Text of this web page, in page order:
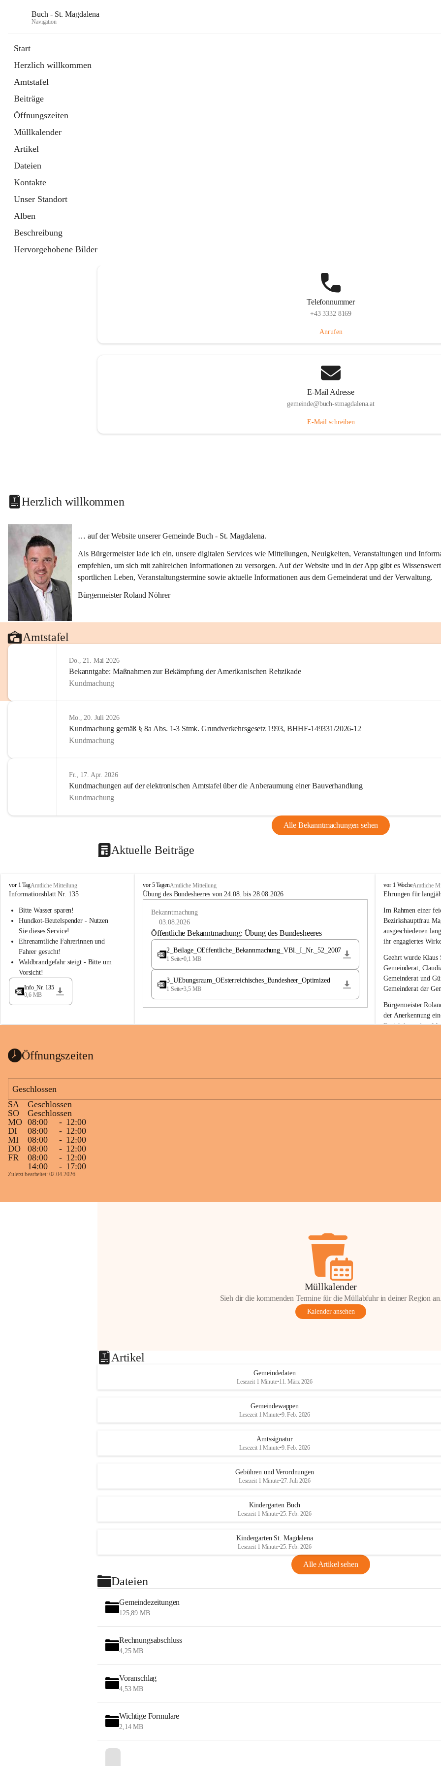
Buch - St. Magdalena
Navigation
Start
Herzlich willkommen
Amtstafel
Beiträge
Öffnungszeiten
Müllkalender
Artikel
Dateien
Kontakte
Unser Standort
Alben
Beschreibung
Hervorgehobene Bilder
Telefonnummer
+43 3332 8169
Anrufen
E-Mail Adresse
gemeinde@buch-stmagdalena.at
E-Mail schreiben
Herzlich willkommen
… auf der Website unserer Gemeinde Buch - St. Magdalena.
Als Bürgermeister lade ich ein, unsere digitalen Services wie Mitteilungen, Neuigkeiten, Veranstaltungen und
empfehlen, um sich mit zahlreichen Informationen zu versorgen. Auf der Website und in der App gibt es
sportlichen Leben, Veranstaltungstermine sowie aktuelle Informationen aus dem Gemeinderat und der Verwaltung.
Bürgermeister Roland Nöhrer
Amtstafel
Do., 21. Mai 2026
Bekanntgabe: Maßnahmen zur Bekämpfung der Amerikanischen Rebzikade
Kundmachung
Mo., 20. Juli 2026
Kundmachung gemäß § 8a Abs. 1-3 Stmk. Grundverkehrsgesetz 1993, BHHF-149331/2026-12
Kundmachung
Fr., 17. Apr. 2026
Kundmachungen auf der elektronischen Amtstafel über die Anberaumung einer Bauverhandlung
Kundmachung
Alle Bekanntmachungen sehen
Aktuelle Beiträge
B
u
h
a
d
l
a
vor 1 TagAmtliche Mitteilung
Informationsblatt Nr. 135
Bitte Wasser sparen!
Hundkot-Beutelspender - Nutzen
Sie dieses Service!
Ehrenamtliche Fahrerinnen und
Fahrer gesucht!
Waldbrandgefahr steigt - Bitte um
Vorsicht!
Info_Nr. 135
0,6 MB
B
u
e
a
vor 5 TagenAmtliche Mitteilung
Übung des Bundesheeres von 24.08. bis 28.08.2026
Bekanntmachung
03.08.2026
Öffentliche Bekanntmachung: Übung des Bundesheeres
2_Beilage_OEffentliche_Bekannmachung_VBl._I_Nr._52_2007
1 Seite•0,1 MB
3_UEbungsraum_OEsterreichisches_Bundesheer_Optimized
1 Seite•3,5 MB
B
u
h
-
S
t
M
a
g
d
a
l
e
n
a
vor 1 WocheAmtliche
Ehrungen für
Im Rahmen einer
Bezirkshauptfrau
ausgeschiedenen
ihr engagiertes
Geehrt wurde Klaus
Gemeinderat,
Gemeinderat und
Gemeinderat der
Bürgermeister
der Anerkennung
Bezirkshauptfrau
Öffnungszeiten
Geschlossen
SA
Geschlossen
SO
Geschlossen
MO 08:00 - 12:00
DI
08:00 - 12:00
MI
08:00 - 12:00
DO
08:00 - 12:00
FR
08:00 - 12:00
14:00
- 17:00
Zuletzt bearbeitet: 02.04.2026
Müllkalender
Sieh dir die kommenden Termine für die Müllabfuhr in deiner Region an.
Kalender ansehen
Artikel
Gemeindedaten
Lesezeit 1 Minute•11. März 2026
Gemeindewappen
Lesezeit 1 Minute•9. Feb. 2026
Amtssignatur
Lesezeit 1 Minute•9. Feb. 2026
Gebühren und Verordnungen
Lesezeit 1 Minute•27. Juli 2026
Kindergarten Buch
Lesezeit 1 Minute•25. Feb. 2026
Kindergarten St. Magdalena
Lesezeit 1 Minute•25. Feb. 2026
Alle Artikel sehen
Dateien
Gemeindezeitungen
125,89 MB
Rechnungsabschluss
4,25 MB
Voranschlag
4,53 MB
Wichtige Formulare
2,14 MB